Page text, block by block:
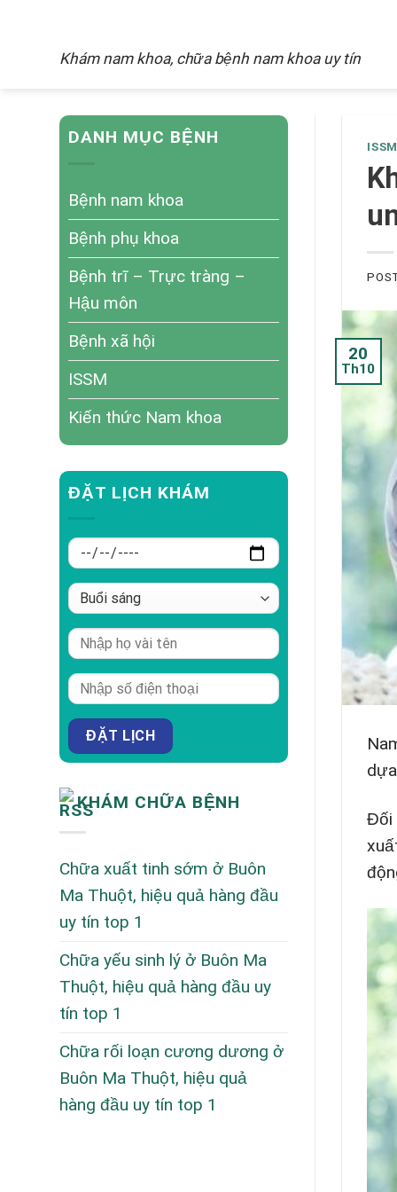
Khám nam khoa, chữa bệnh nam khoa uy tín
DANH MỤC BỆNH
Bệnh nam khoa
Bệnh phụ khoa
Bệnh trĩ – Trực tràng –
Hậu môn
Bệnh xã hội
ISSM
Kiến thức Nam khoa
ĐẶT LỊCH KHÁM
KHÁM CHỮA BỆNH
Chữa xuất tinh sớm ở Buôn
Ma Thuột, hiệu quả hàng đầu
uy tín top 1
Chữa yếu sinh lý ở Buôn Ma
Thuột, hiệu quả hàng đầu uy
tín top 1
Chữa rối loạn cương dương ở
Buôn Ma Thuột, hiệu quả
hàng đầu uy tín top 1
ISSM
20
Th10
Đối